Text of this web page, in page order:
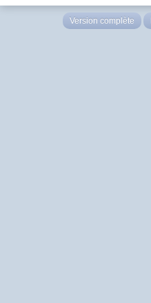
Version complète